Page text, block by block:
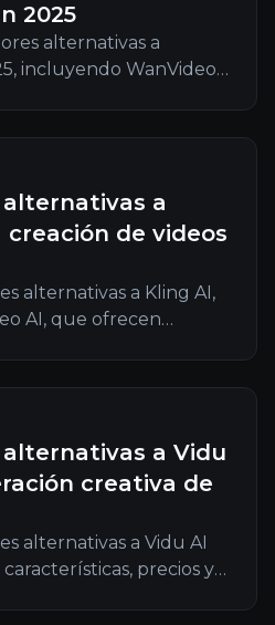
2025
alternativas a
incluyendo WanVideo
alternativas a
creación de videos
alternativas a Kling AI,
AI, que ofrecen
alternativas a Vidu
creativa de
alternativas a Vidu AI
precios y